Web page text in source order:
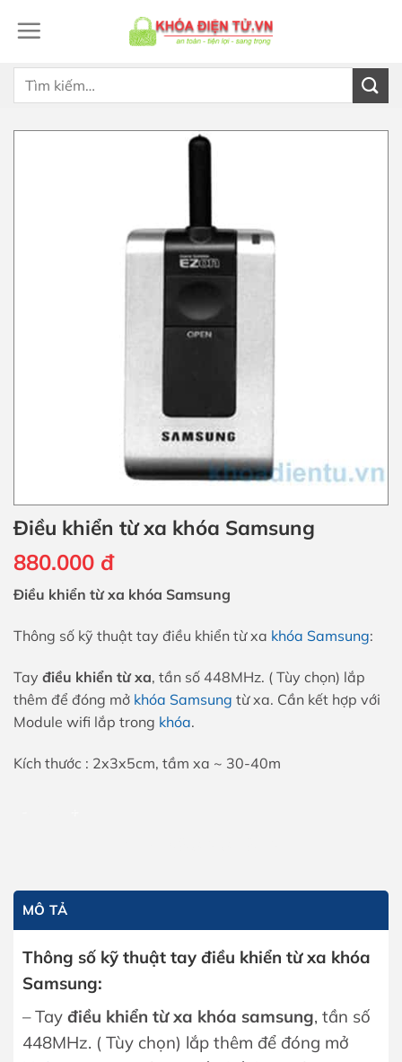
qua
dung
Tìm
Điều khiển từ xa khóa Samsung
880.000 đ
Điều khiển từ xa khóa Samsung
Thông số kỹ thuật tay điều khiển từ xa khóa Samsung:
Tay điều khiển từ xa, tần số 448MHz. ( Tùy chọn) lắp
thêm để đóng mở khóa Samsung từ xa. Cần kết hợp với
Module wifi lắp trong khóa.
Kích thước : 2x3x5cm, tầm xa ~ 30-40m
MÔ TẢ
Thông số kỹ thuật tay điều khiển từ xa khóa
Samsung:
– Tay điều khiển từ xa khóa samsung, tần số
448MHz. ( Tùy chọn) lắp thêm để đóng mở